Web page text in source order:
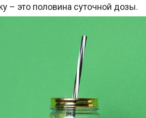
– это половина суточной дозы.